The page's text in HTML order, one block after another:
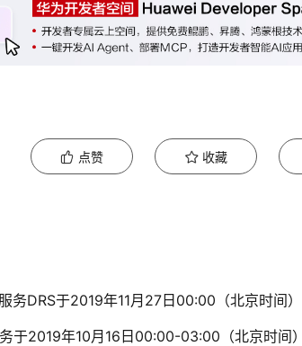
点赞 收藏
务DRS于2019年11月27日00:00（北京时间
于2019年10月16日00:00-03:00（北京时间